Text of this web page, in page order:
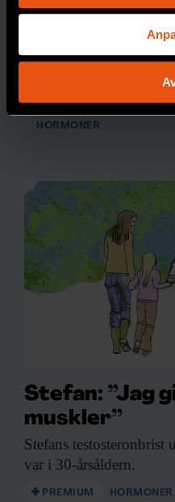
Identifiera din
för specifika
Ta reda på mer om hur
helst från cookie-
för sociala medier och
vidarebefordrar även
information från din enhet
annons- och
Dessa kan i sin tur
information som du har
samlat in när du har
gjorde attRobert
kände sig deprimerad
och tappade ork och
PREMIUM
HORMONER
Stefan: ”Jag
muskler”
Stefans testosteronbrist
var i 30-årsåldern.
PREMIUM HORMONER